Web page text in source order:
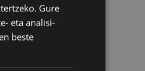
BASQUE
SPANISH
Gure
eta analisi-
beste